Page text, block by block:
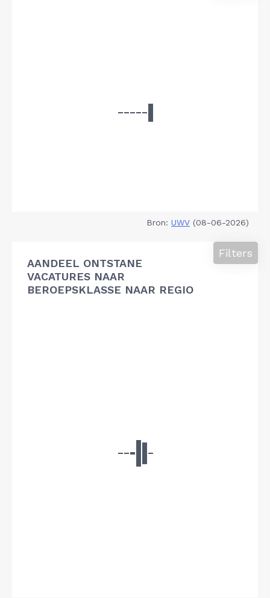
Bron: UWV (08-06-2026)
AANDEEL ONTSTANE
VACATURES NAAR
BEROEPSKLASSE NAAR REGIO
Filters